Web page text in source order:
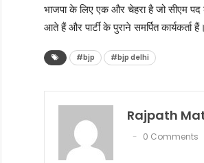
भाजपा के लिए एक और चेहरा है जो सीएम
आते हैं और पार्टी के पुराने समर्पित कार्यकर्ता हैं।
#bjp #bjp delhi
Rajpath
0 Comments